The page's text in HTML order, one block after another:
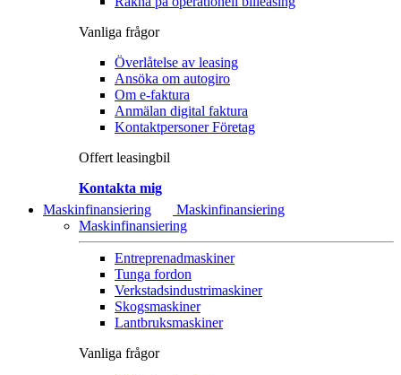
Vanliga frågor
Överlåtelse av leasing
Ansöka om autogiro
Om e-faktura
Anmälan digital faktura
Kontaktpersoner Företag
Offert leasingbil
Kontakta mig
Maskinfinansiering
Maskinfinansiering
Maskinfinansiering
Entreprenadmaskiner
Tunga fordon
Verkstadsindustrimaskiner
Skogsmaskiner
Lantbruksmaskiner
Vanliga frågor